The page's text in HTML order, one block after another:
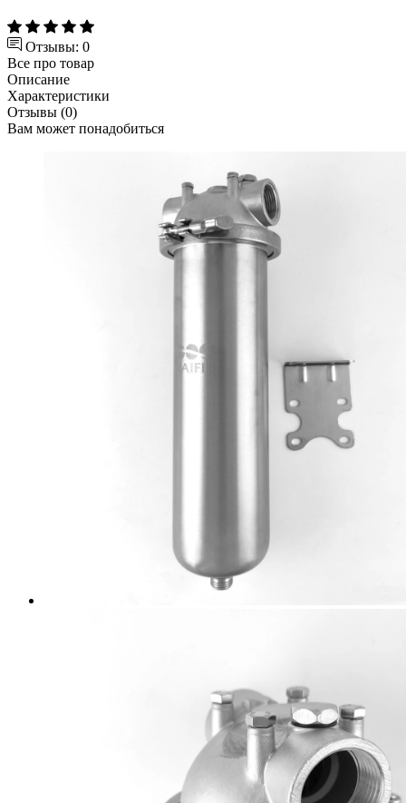
Отзывы: 0
Все про товар
Описание
Характеристики
Отзывы (0)
Вам может понадобиться